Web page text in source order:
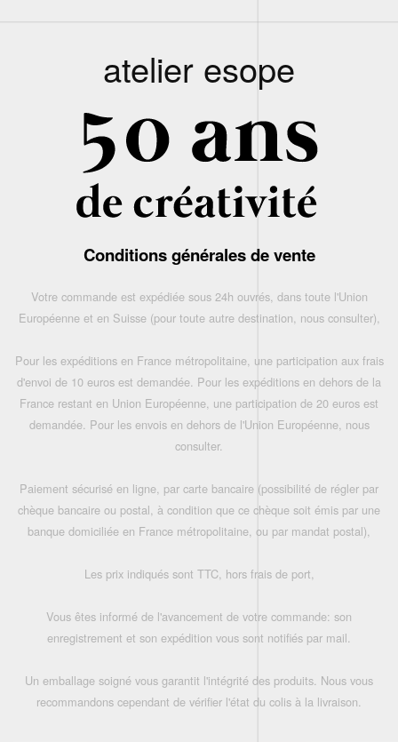
atelier esope
Conditions générales de vente
Votre commande est expédiée sous 24h ouvrés, dans toute l'Union
Européenne et en Suisse (pour toute autre destination, nous consulter),
Pour les expéditions en France métropolitaine, une participation aux frais
d'envoi de 10 euros est demandée. Pour les expéditions en dehors de la
France restant en Union Européenne, une participation de 20 euros est
demandée. Pour les envois en dehors de l'Union Européenne, nous
consulter.
Paiement sécurisé en ligne, par carte bancaire (possibilité de régler par
chèque bancaire ou postal, à condition que ce chèque soit émis par une
banque domiciliée en France métropolitaine, ou par mandat postal),
Les prix indiqués sont TTC, hors frais de port,
Vous êtes informé de l'avancement de votre commande: son
enregistrement et son expédition vous sont notifiés par mail.
Un emballage soigné vous garantit l'intégrité des produits. Nous vous
recommandons cependant de vérifier l'état du colis à la livraison.